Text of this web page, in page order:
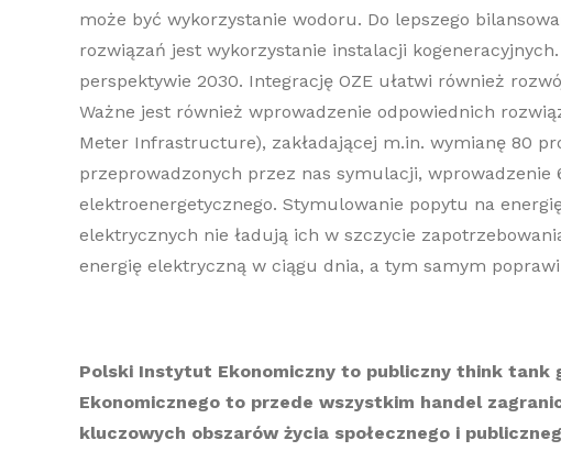
może być wykorzystanie wodoru. Do lepszego
rozwiązań jestwykorzystanie instalacji
perspektywie 2030. Integrację OZE ułatwi również
Ważne jest również wprowadzenie odpowiednich
Meter Infrastructure), zakładającej m.in. wymianę 80
przeprowadzonych przez nas symulacji, wprowadzenie
elektroenergetycznego. Stymulowanie popytu na
elektrycznych nie ładują ich w szczycie
energię elektryczną w ciągu dnia, a tym samym
Polski Instytut Ekonomiczny to publiczny thinktank
Ekonomicznego to przede wszystkim handel
kluczowych obszarów życia społecznego i